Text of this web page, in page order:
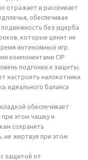
отражает и рассеивает
обеспечивая
без ущерба
которые ценят не
интенсивных игр.
компонентами CIP
подгонки и защиты.
настроить налокотники
идеального баланса
обеспечивает
этом чашку и
сохранять
не жертвуя при этом
защитой от